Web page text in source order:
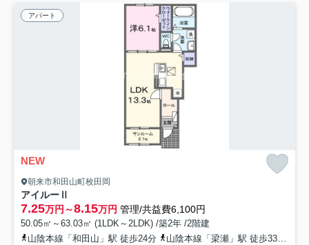
アパート
NEW
朝来市和田山町枚田岡
アイルーⅡ
7.25万円～8.15万円 管理/共益費6,100円
50.05㎡～63.03㎡ (1LDK～2LDK) /築2年 /2階建
山陰本線「和田山」駅 徒歩24分
山陰本線「梁瀬」駅 徒歩33分